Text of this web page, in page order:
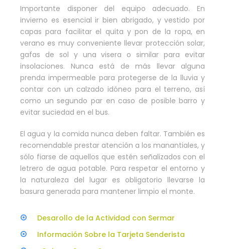
Importante disponer del equipo adecuado. En
invierno es esencial ir bien abrigado, y vestido por
capas para facilitar el quita y pon de la ropa, en
verano es muy conveniente llevar protección solar,
gafas de sol y una visera o similar para evitar
insolaciones. Nunca está de más llevar alguna
prenda impermeable para protegerse de la lluvia y
contar con un calzado idóneo para el terreno, así
como un segundo par en caso de posible barro y
evitar suciedad en el bus.
El agua y la comida nunca deben faltar. También es
recomendable prestar atención a los manantiales, y
sólo fiarse de aquellos que estén señalizados con el
letrero de agua potable. Para respetar el entorno y
la naturaleza del lugar es obligatorio llevarse la
basura generada para mantener limpio el monte.
Desarollo de la Actividad con Sermar
Información Sobre la Tarjeta Senderista